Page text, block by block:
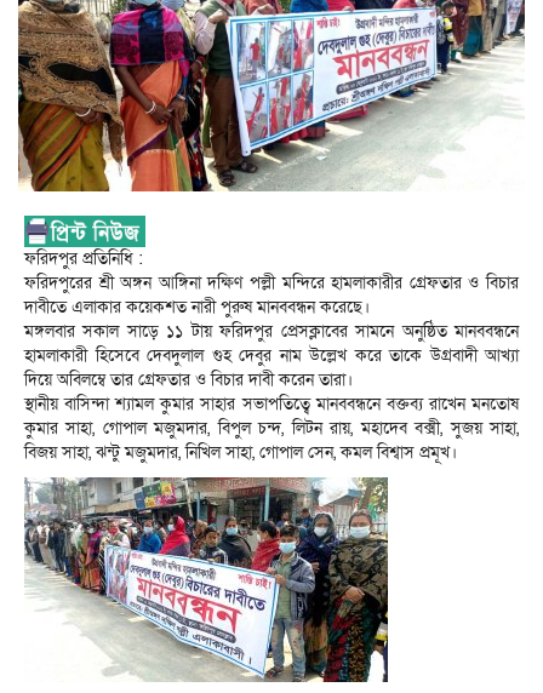
ফরিদপুর প্রতিনিধি :
ফরিদপুরের শ্রী অঙ্গন আঙ্গিনা দক্ষিণ পল্লী মন্দিরে হামলাকারীর গ্রেফতার ও বিচার
দাবীতে এলাকার কয়েকশত নারী পুরুষ মানববন্ধন করেছে।
মঙ্গলবার সকাল সাড়ে ১১ টায় ফরিদপুর প্রেসক্লাবের সামনে অনুষ্ঠিত মানববন্ধনে
হামলাকারী হিসেবে দেবদুলাল গুহ দেবুর নাম উল্লেখ করে তাকে উগ্রবাদী আখ্যা
দিয়ে অবিলম্বে তার গ্রেফতার ও বিচার দাবী করেন তারা।
স্থানীয় বাসিন্দা শ্যামল কুমার সাহার সভাপতিত্বে মানববন্ধনে বক্তব্য রাখেন মনতোষ
কুমার সাহা, গোপাল মজুমদার, বিপুল চন্দ, লিটন রায়, মহাদেব বক্সী, সুজয় সাহা,
বিজয় সাহা, ঝন্টু মজুমদার, নিখিল সাহা, গোপাল সেন, কমল বিশ্বাস প্রমূখ।